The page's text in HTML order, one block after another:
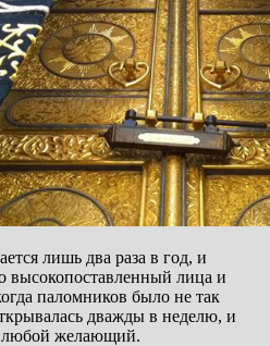
лишь два раза в год, и
высокопоставленный лица и
паломников было не так
дважды в неделю, и
любой желающий.